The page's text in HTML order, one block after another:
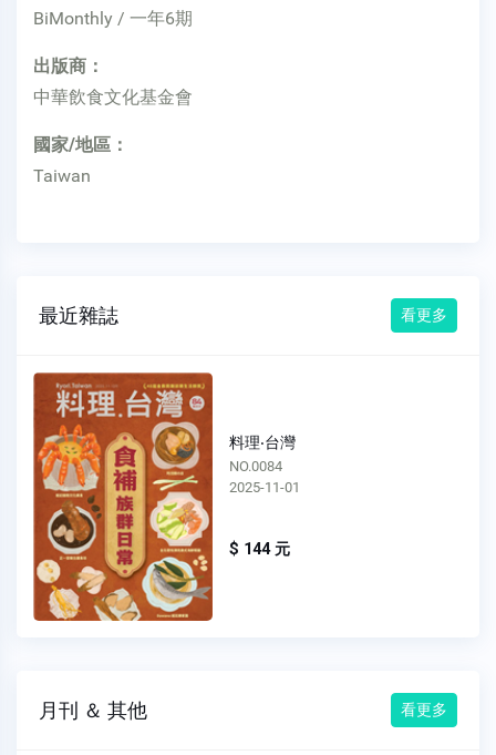
BiMonthly / 一年6期
出版商：
中華飲食文化基金會
國家/地區：
Taiwan
最近雜誌 看更多
料理‧台灣
NO.0083
2025-09-01
$ 144 元
月刊 ＆ 其他 看更多